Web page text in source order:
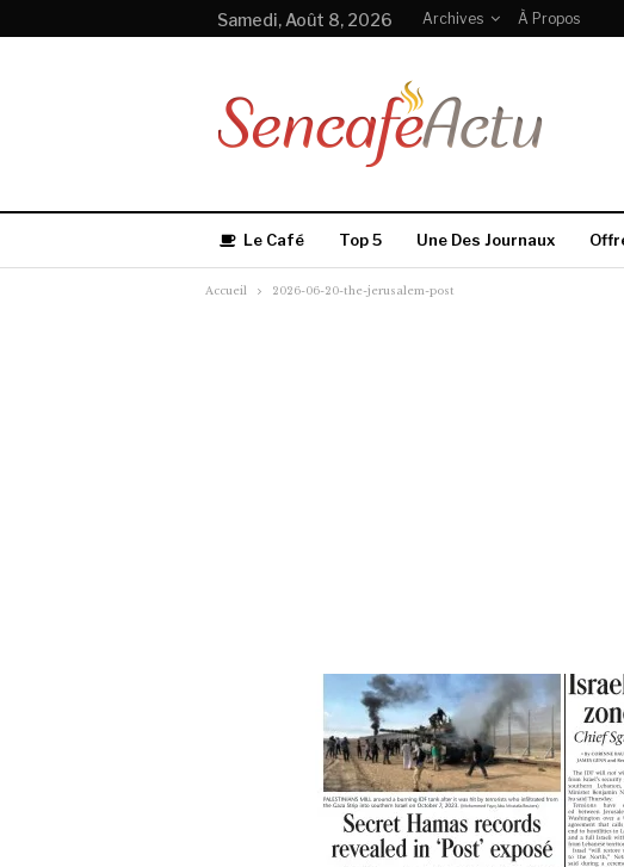
Samedi, Août 8, 2026 Archives À Propos
Le Café Top 5 Une Des Journaux
Accueil 2026-06-20-the-jerusalem-post